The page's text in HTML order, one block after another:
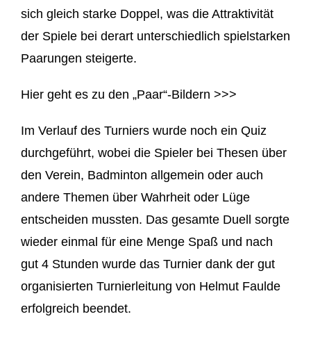
sich gleich starke Doppel, was die Attraktivität
der Spiele bei derart unterschiedlich spielstarken
Paarungen steigerte.
Hier geht es zu den „Paar“-Bildern >>>
Im Verlauf des Turniers wurde noch ein Quiz
durchgeführt, wobei die Spieler bei Thesen über
den Verein, Badminton allgemein oder auch
andere Themen über Wahrheit oder Lüge
entscheiden mussten. Das gesamte Duell sorgte
wieder einmal für eine Menge Spaß und nach
gut 4 Stunden wurde das Turnier dank der gut
organisierten Turnierleitung von Helmut Faulde
erfolgreich beendet.